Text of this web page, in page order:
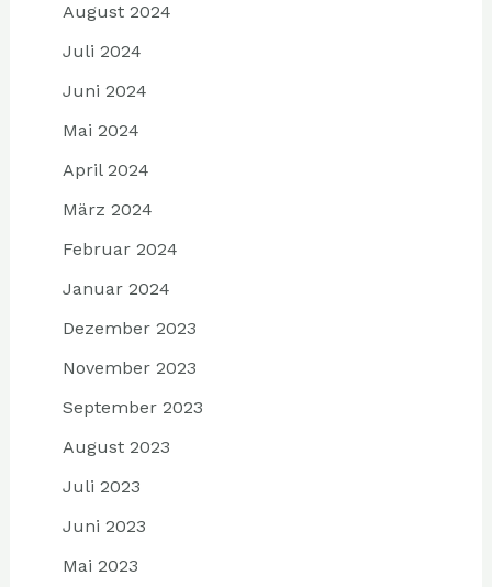
August 2024
Juli 2024
Juni 2024
Mai 2024
April 2024
März 2024
Februar 2024
Januar 2024
Dezember 2023
November 2023
September 2023
August 2023
Juli 2023
Juni 2023
Mai 2023